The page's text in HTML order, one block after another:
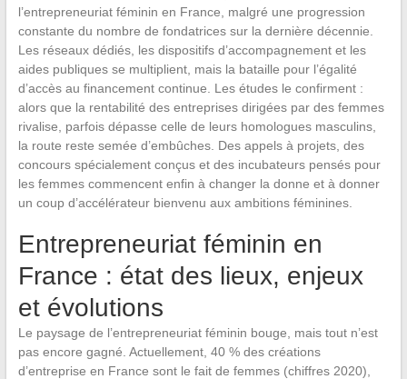
l’entrepreneuriat féminin en France, malgré une progression
constante du nombre de fondatrices sur la dernière décennie.
Les réseaux dédiés, les dispositifs d’accompagnement et les
aides publiques se multiplient, mais la bataille pour l’égalité
d’accès au financement continue. Les études le confirment :
alors que la rentabilité des entreprises dirigées par des femmes
rivalise, parfois dépasse celle de leurs homologues masculins,
la route reste semée d’embûches. Des appels à projets, des
concours spécialement conçus et des incubateurs pensés pour
les femmes commencent enfin à changer la donne et à donner
un coup d’accélérateur bienvenu aux ambitions féminines.
Entrepreneuriat féminin en
France : état des lieux, enjeux
et évolutions
Le paysage de l’entrepreneuriat féminin bouge, mais tout n’est
pas encore gagné. Actuellement, 40 % des créations
d’entreprise en France sont le fait de femmes (chiffres 2020),